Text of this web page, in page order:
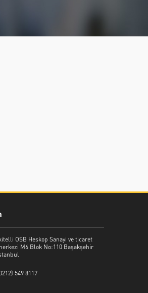
OSB Heskop Sanayi ve ticaret
M6 Blok No:110 Başakşehir
549 8117